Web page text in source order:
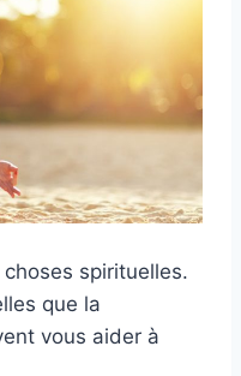
spirituelles.
que la
vous aider à